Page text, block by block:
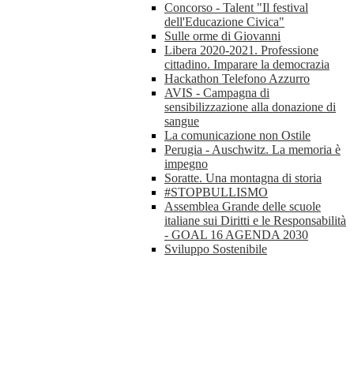
Concorso - Talent "Il festival
dell'Educazione Civica"
Sulle orme di Giovanni
Libera 2020-2021. Professione
cittadino. Imparare la democrazia
Hackathon Telefono Azzurro
AVIS - Campagna di
sensibilizzazione alla donazione di
sangue
La comunicazione non Ostile
Perugia - Auschwitz. La memoria è
impegno
Soratte. Una montagna di storia
#STOPBULLISMO
Assemblea Grande delle scuole
italiane sui Diritti e le Responsabilità
- GOAL 16 AGENDA 2030
Sviluppo Sostenibile